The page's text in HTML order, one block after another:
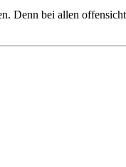
Denn bei allen